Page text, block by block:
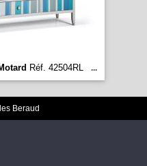
Réf. 42504RL ...
Beraud